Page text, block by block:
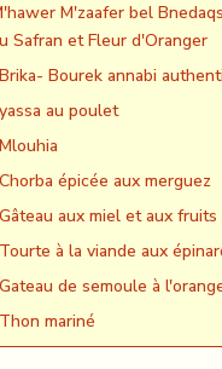
M'zaafer bel
Safran et Fleur d'Oranger
Brika- Bourek annabi
yassa au poulet
Mlouhia
Chorba épicée aux merguez
Gâteau aux miel et aux
Tourte à la viande aux
Gateau de semoule à
Thon mariné